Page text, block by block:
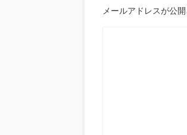
メールアドレスが公